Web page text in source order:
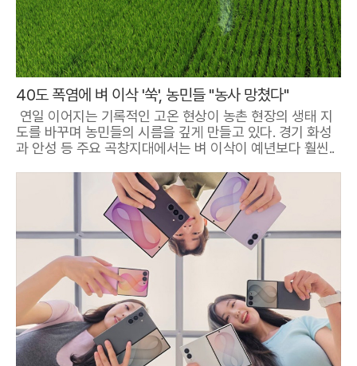
40도 폭염에 벼 이삭 '쑥', 농민들 "농사 망쳤다"
연일 이어지는 기록적인 고온 현상이 농촌 현장의 생태 지
도를 바꾸며 농민들의 시름을 깊게 만들고 있다. 경기 화성
과 안성 등 주요 곡창지대에서는 벼 이삭이 예년보다 훨씬..